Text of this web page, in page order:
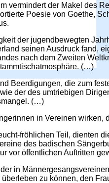
vermindert der Makel des
Poesie von Goethe,
der jugendbewegten
seinen Ausdruck fand,
nach dem Zweiten
(…)
Beerdigungen, die zum
der des umtriebigen
(…)
in Vereinen
fröhlichen Teil, dienten
des badischen
vor öffentlichen Auftritten
in
zu können, den